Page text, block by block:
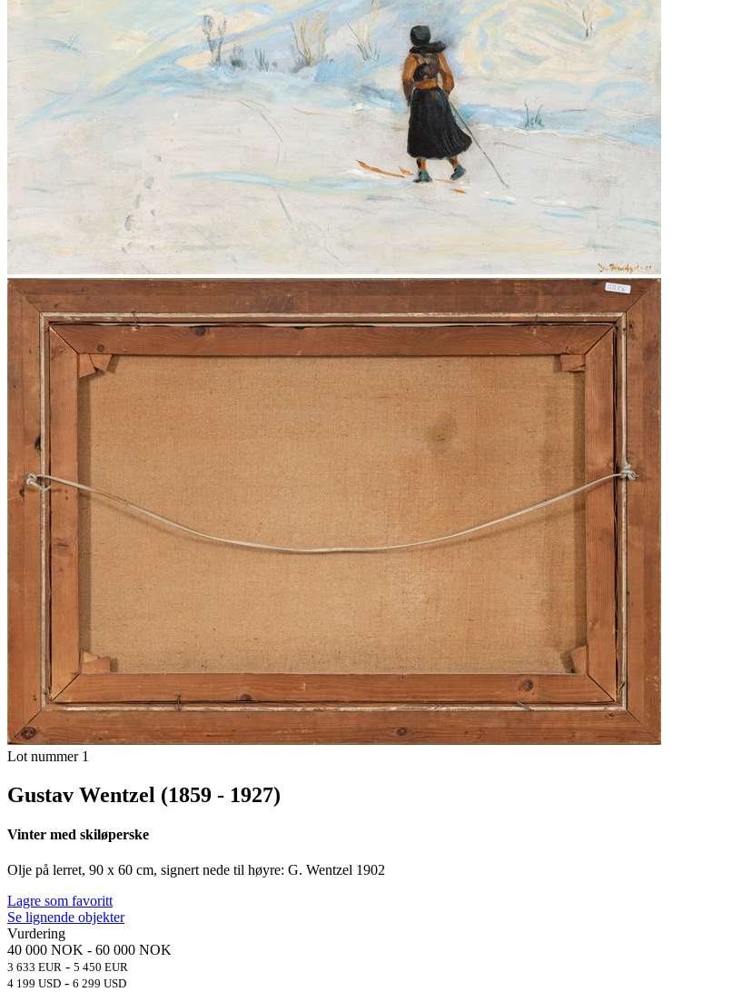
Lot nummer 1
Gustav Wentzel (1859 - 1927)
Vinter med skiløperske
Olje på lerret, 90 x 60 cm, signert nede til høyre: G. Wentzel 1902
Lagre som favoritt
Se lignende objekter
Vurdering
40 000 NOK - 60 000 NOK
3 633 EUR - 5 450 EUR
4 199 USD - 6 299 USD